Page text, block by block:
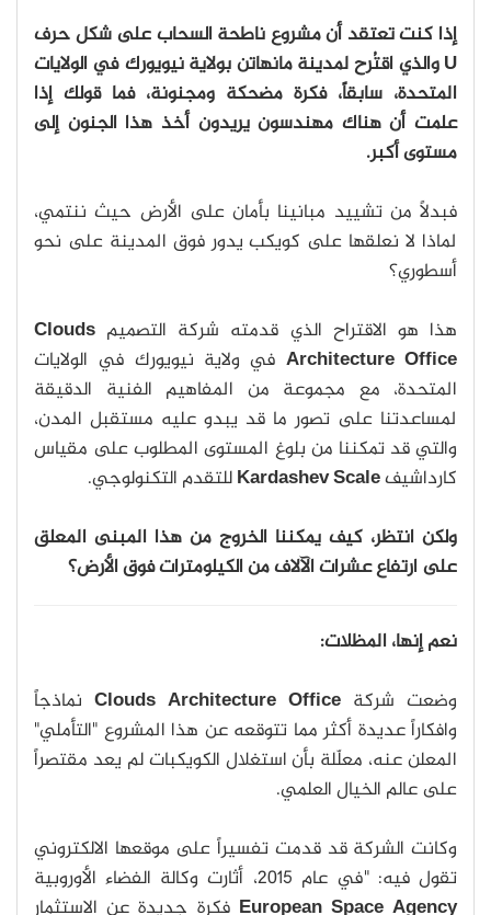
إذا كنت تعتقد أن مشروع ناطحة السحاب على شكل حرف
U والذي اقتُرح لمدينة مانهاتن بولاية نيويورك في الولايات
المتحدة، سابقاً، فكرة مضحكة ومجنونة، فما قولك إذا
علمت أن هناك مهندسون يريدون أخذ هذا الجنون إلى
مستوى أكبر.
فبدلاً من تشييد مبانينا بأمان على الأرض حيث ننتمي،
لماذا لا نعلقها على كويكب يدور فوق المدينة على نحو
أسطوري؟
هذا هو الاقتراح الذي قدمته شركة التصميم Clouds
Architecture Officeفي ولاية نيويورك في الولايات
المتحدة، مع مجموعة من المفاهيم الفنية الدقيقة
لمساعدتنا على تصور ما قد يبدو عليه مستقبل المدن،
والتي قد تمكننا من بلوغ المستوى المطلوب على مقياس
كارداشيف
للتقدم التكنولوجي.
ولكن انتظر، كيف يمكننا الخروج من هذا المبنى المعلق
على ارتفاع عشرات الآلاف من الكيلومترات فوق الأرض؟
نعم إنها، المظلات:
وضعت شركة Clouds Architecture Office نماذجاً
وافكاراً عديدة أكثر مما تتوقعه عن هذا المشروع "التأملي"
المعلن عنه، معلّلة بأن استغلال الكويكبات لم يعد مقتصراً
على عالم الخيال العلمي.
وكانت الشركة قد قدمت تفسيراً على موقعها الالكتروني
تقول فيه: "في عام 2015، أثارت وكالة الفضاء الأوروبية
European Space Agency فكرة جديدة عن الاستثمار